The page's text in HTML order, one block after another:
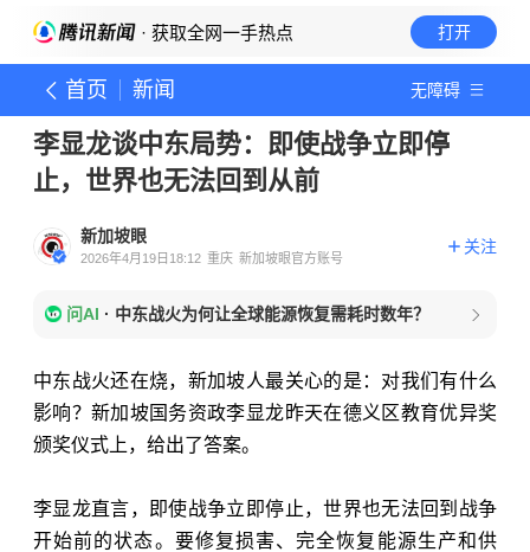
· 获取全网一手热点 打开
首页 新闻 无障碍
李显龙谈中东局势：即使战争立即停
止，世界也无法回到从前
新加坡眼
2026年4月19日18:12 重庆 新加坡眼官方账号
关注
问AI · 中东战火为何让全球能源恢复需耗时数年？
中东战火还在烧，新加坡人最关心的是：对我们有什么
影响？新加坡国务资政李显龙昨天在德义区教育优异奖
颁奖仪式上，给出了答案。
李显龙直言，即使战争立即停止，世界也无法回到战争
开始前的状态。要修复损害、完全恢复能源生产和供